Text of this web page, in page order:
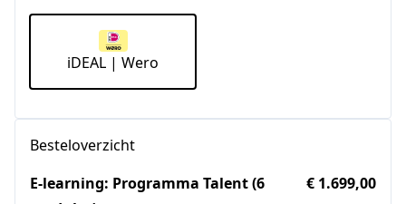
iDEAL | Wero
Besteloverzicht
E-learning: Programma Talent (6
€ 1.699,00